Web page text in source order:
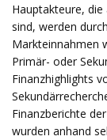
Hauptakteure,
sind, werden
Markteinnahmen
Primär- oder
Finanzhighlights
Finanzberichte
wurden anhand